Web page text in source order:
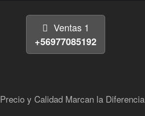
Ventas 1
+56977085192
Precio y Calidad Marcan la Diferencia